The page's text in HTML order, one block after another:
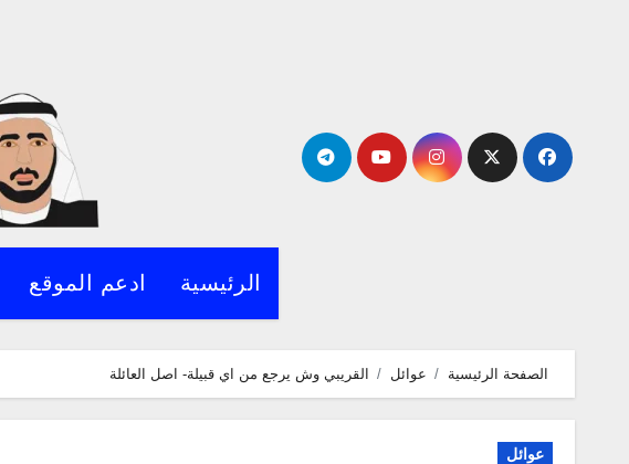
الرئيسية ادعم الموقع
الصفحة الرئيسية عوائل القريبي وش يرجع من اي قبيلة- اصل العائلة
عوائل